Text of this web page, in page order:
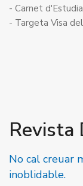
- Carnet
- Targeta Visa del
Revista
No cal creuar
inoblidable.